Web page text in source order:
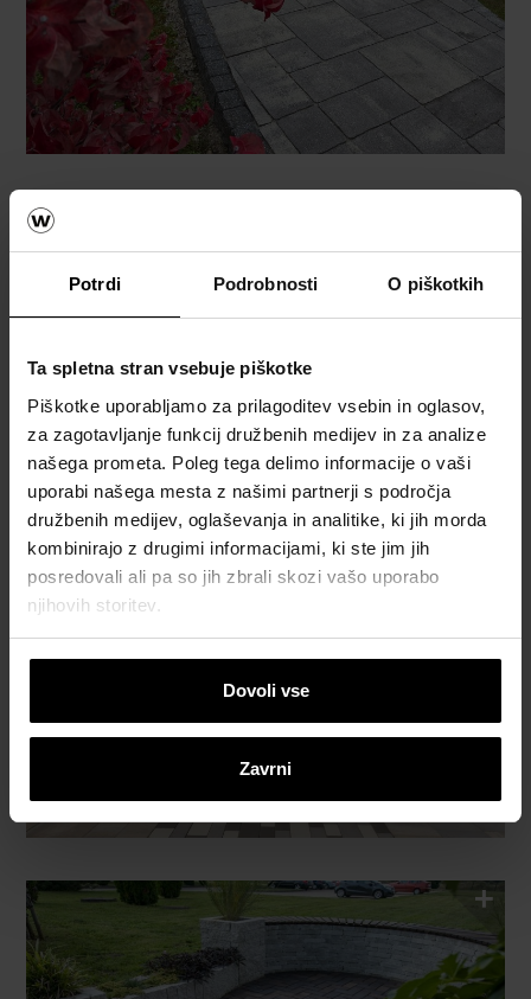
Potrdi Podrobnosti O piškotkih
Ta spletna stran vsebuje piškotke
Piškotke uporabljamo za prilagoditev vsebin in oglasov,
za zagotavljanje funkcij družbenih medijev in za analize
našega prometa. Poleg tega delimo informacije o vaši
uporabi našega mesta z našimi partnerji s področja
družbenih medijev, oglaševanja in analitike, ki jih morda
kombinirajo z drugimi informacijami, ki ste jim jih
posredovali ali pa so jih zbrali skozi vašo uporabo
njihovih storitev.
Dovoli vse
Zavrni